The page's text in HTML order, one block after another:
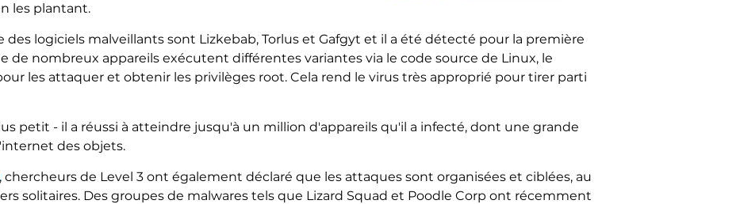
les plantant.
des logiciels malveillants sont Lizkebab, Torlus et Gafgyt et il a été détecté pour la première
de nombreux appareils exécutent différentes variantes via le code source de Linux, le
les attaquer et obtenir les privilèges root. Cela rend le virus très approprié pour tirer parti
petit - il a réussi à atteindre jusqu'à un million d'appareils qu'il a infecté, dont une grande
des objets.
, chercheurs de Level 3 ont également déclaré que les attaques sont organisées et ciblées, au
solitaires. Des groupes de malwares tels que Lizard Squad et Poodle Corp ont récemment